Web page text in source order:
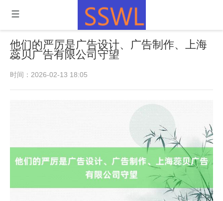
他们的严厉是广告设计、广告制作、上海
蕊贝广告有限公司守望
时间：2026-02-13 18:05